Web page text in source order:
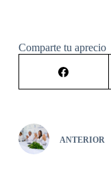
Comparte tu aprecio
ANTERIOR